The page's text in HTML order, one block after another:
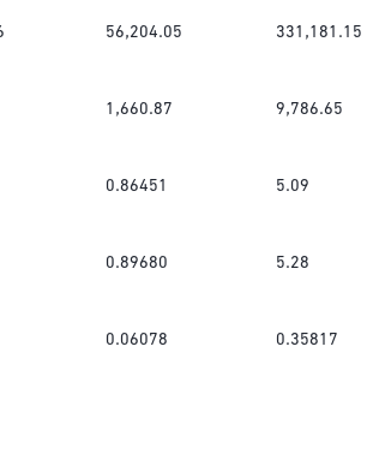
56,204.05 331,181.15
1,660.87 9,786.65
0.86451 5.09
0.89680 5.28
0.06078 0.35817